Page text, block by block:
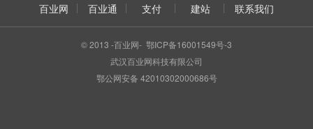
百业网 百业通 支付 建站 联系我们
© 2013 -百业网- 鄂ICP备16001549号-3
武汉百业网科技有限公司
鄂公网安备 42010302000686号